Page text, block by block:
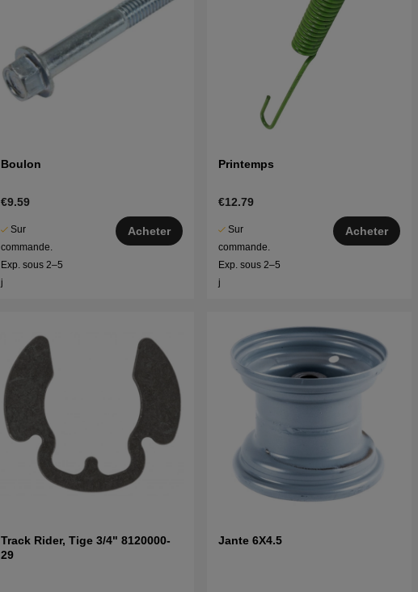
Boulon
€9.59
Sur
commande.
Exp. sous 2–5
j
Acheter
Printemps
€12.79
Sur
commande.
Exp. sous 2–5
j
Acheter
Track Rider, Tige 3/4" 8120000-
29
Jante 6X4.5